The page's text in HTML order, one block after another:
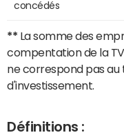
concédés
** La somme des
compentation de la
ne correspond pas au
d'investissement.
Définitions :